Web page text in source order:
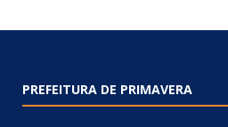
PREFEITURA DE PRIMAVERA